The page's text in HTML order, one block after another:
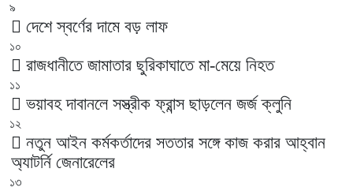
৯
দেশে স্বর্ণের দামে বড় লাফ
১০
রাজধানীতে জামাতার ছুরিকাঘাতে মা-মেয়ে নিহত
১১
ভয়াবহ দাবানলে সস্ত্রীক ফ্রান্স ছাড়লেন জর্জ ক্লুনি
১২
নতুন আইন কর্মকর্তাদের সততার সঙ্গে কাজ করার আহ্বান
অ্যাটর্নি জেনারেলের
১৩